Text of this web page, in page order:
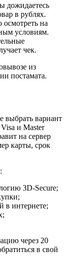
дожидаетесь
в рублях.
осмотреть на
условиям.
чек.
из
постамата.
выбрать вариант
и Master
на сервер
карты, срок
3D-Secure;
в интернете;
через 20
в свой